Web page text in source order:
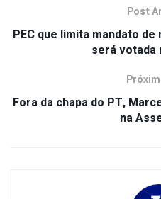
Post
PEC que limita mandato
será votada
Fora da chapa do PT,
na